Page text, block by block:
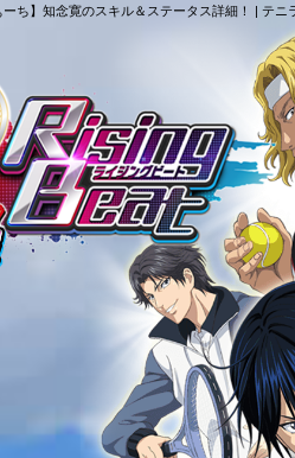
ーち】知念寛のスキル＆ステータス詳細！ | テ